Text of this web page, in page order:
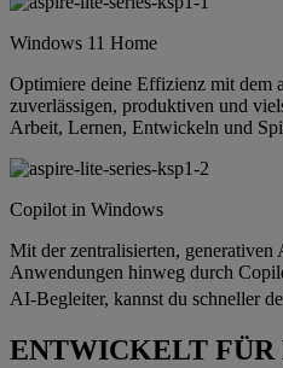
Windows 11 Home
Optimiere deine Effizienz mit dem
zuverlässigen, produktiven und
Arbeit, Lernen, Entwickeln und
Copilot in Windows
Mit der zentralisierten,
Anwendungen hinweg durch
AI-Begleiter, kannst du schneller
ENTWICKELT FÜR